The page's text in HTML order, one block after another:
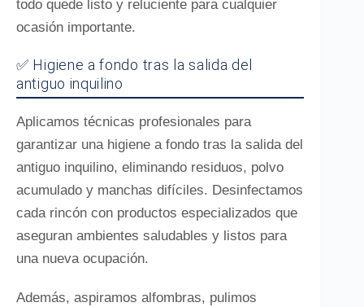
todo quede listo y reluciente para cualquier
ocasión importante.
✅ Higiene a fondo tras la salida del
antiguo inquilino
Aplicamos técnicas profesionales para
garantizar una higiene a fondo tras la salida del
antiguo inquilino, eliminando residuos, polvo
acumulado y manchas difíciles. Desinfectamos
cada rincón con productos especializados que
aseguran ambientes saludables y listos para
una nueva ocupación.
Además, aspiramos alfombras, pulimos